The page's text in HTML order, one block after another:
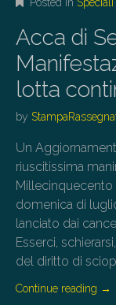
Acca di
lotta
by
Un
riuscitissima
Millecinquecento
domenica di
lanciato dai
Esserci,
del diritto di
Continue reading →